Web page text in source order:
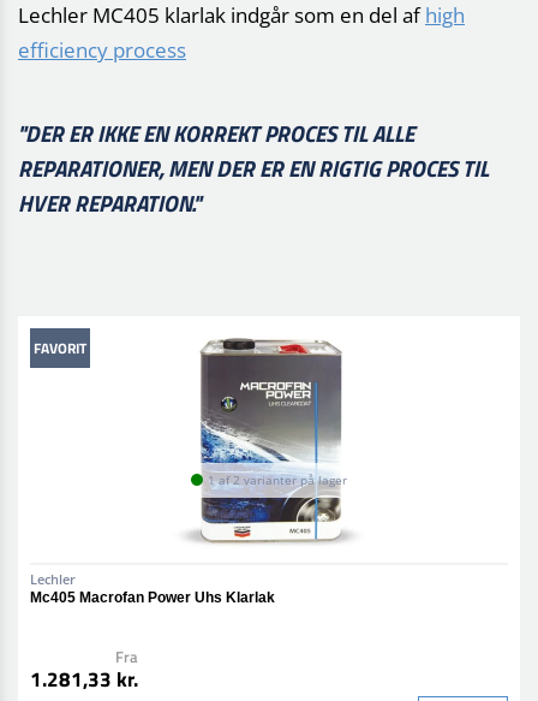
Lechler MC405 klarlak indgår som en del afhigh
efficiency process
"DER ER IKKE EN KORREKT PROCES TIL ALLE
REPARATIONER, MEN DER ER EN RIGTIG PROCES TIL
HVER REPARATION."
FAVORIT
1 af 2 varianter på lager
Lechler
Mc405 Macrofan Power Uhs Klarlak
Fra
1.281,33 kr.